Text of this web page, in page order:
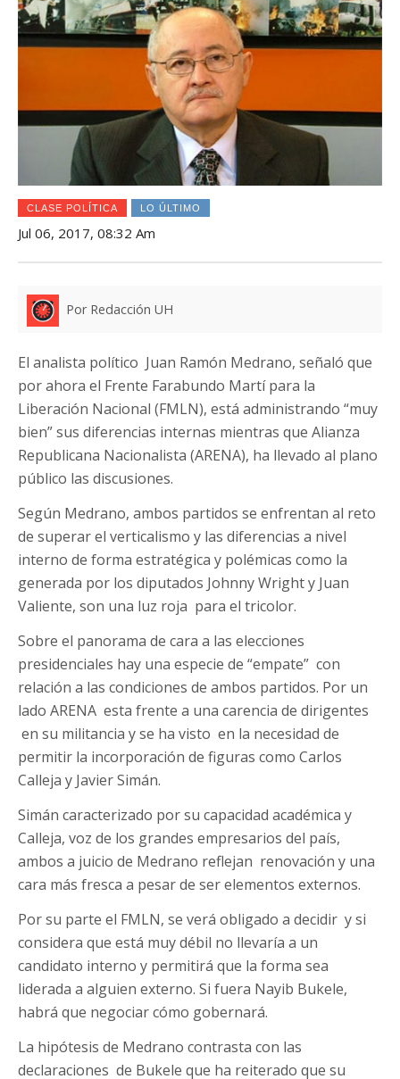
CLASE POLÍTICA LO ÚLTIMO
Jul 06, 2017, 08:32 Am
Por Redacción UH
El analista político Juan Ramón Medrano, señaló que
por ahora el Frente Farabundo Martí para la
Liberación Nacional (FMLN), está administrando “muy
bien” sus diferencias internas mientras que Alianza
Republicana Nacionalista (ARENA), ha llevado al plano
público las discusiones.
Según Medrano, ambos partidos se enfrentan al reto
de superar el verticalismo y las diferencias a nivel
interno de forma estratégica y polémicas como la
generada por los diputados Johnny Wright y Juan
Valiente, son una luz roja para el tricolor.
Sobre el panorama de cara a las elecciones
presidenciales hay una especie de “empate” con
relación a las condiciones de ambos partidos. Por un
lado ARENA esta frente a una carencia de dirigentes
en su militancia y se ha visto en la necesidad de
permitir la incorporación de figuras como Carlos
Calleja y Javier Simán.
Simán caracterizado por su capacidad académica y
Calleja, voz de los grandes empresarios del país,
ambos a juicio de Medrano reflejan renovación y una
cara más fresca a pesar de ser elementos externos.
Por su parte el FMLN, se verá obligado a decidir y si
considera que está muy débil no llevaría a un
candidato interno y permitirá que la forma sea
liderada a alguien externo. Si fuera Nayib Bukele,
habrá que negociar cómo gobernará.
La hipótesis de Medrano contrasta con las
declaraciones de Bukele que ha reiterado que su